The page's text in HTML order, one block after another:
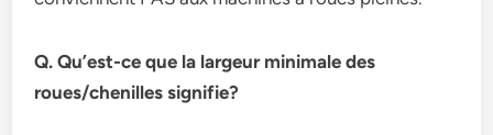
Q. Qu’est-ce que la largeur minimale des
roues/chenilles signifie?